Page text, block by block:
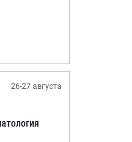
26-27 августа